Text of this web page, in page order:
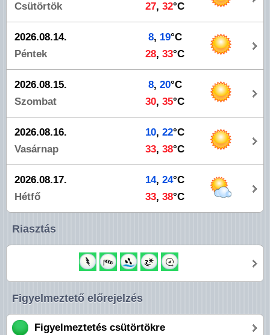
Csütörtök
27,32°C
2026.08.14. 8, 19°C
Péntek
28,33°C
2026.08.15. 8, 20°C
Szombat
30,35°C
2026.08.16. 10,22°C
Vasárnap
33,38°C
2026.08.17. 14,24°C
Hétfő
33,38°C
Riasztás
Figyelmeztető előrejelzés
Figyelmeztetés csütörtökre